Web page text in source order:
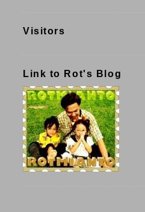
Visitors
Link to Rot's Blog